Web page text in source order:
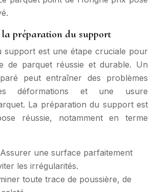
la préparation du support
support est une étape cruciale pour
de parquet réussie et durable. Un
peut entraîner des problèmes
déformations et une usure
La préparation du support est
réussie, notamment en terme
Assurer une surface parfaitement
les irrégularités.
toute trace de poussière, de